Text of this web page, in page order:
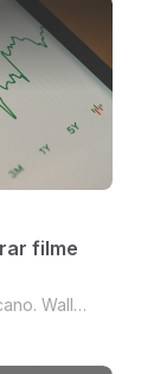
filme
Wall